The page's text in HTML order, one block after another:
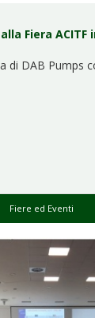
Fiera ACITF
di DAB Pumps
Fiere ed Eventi